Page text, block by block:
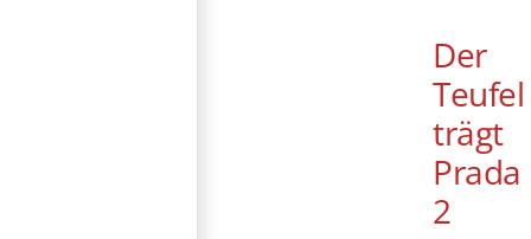
Der
Teufel
trägt
Prada
2